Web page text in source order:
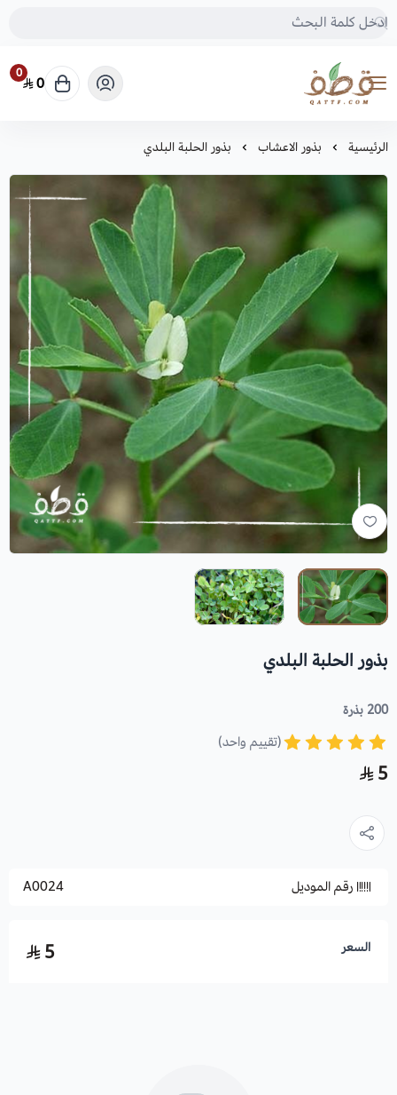
متجر قطف للبذور
0
0
الرئيسية بذور الاعشاب بذور الحلبة البلدي
بذور الحلبة البلدي
200 بذرة
(تقييم واحد)
5
رقم الموديل A0024
السعر 5